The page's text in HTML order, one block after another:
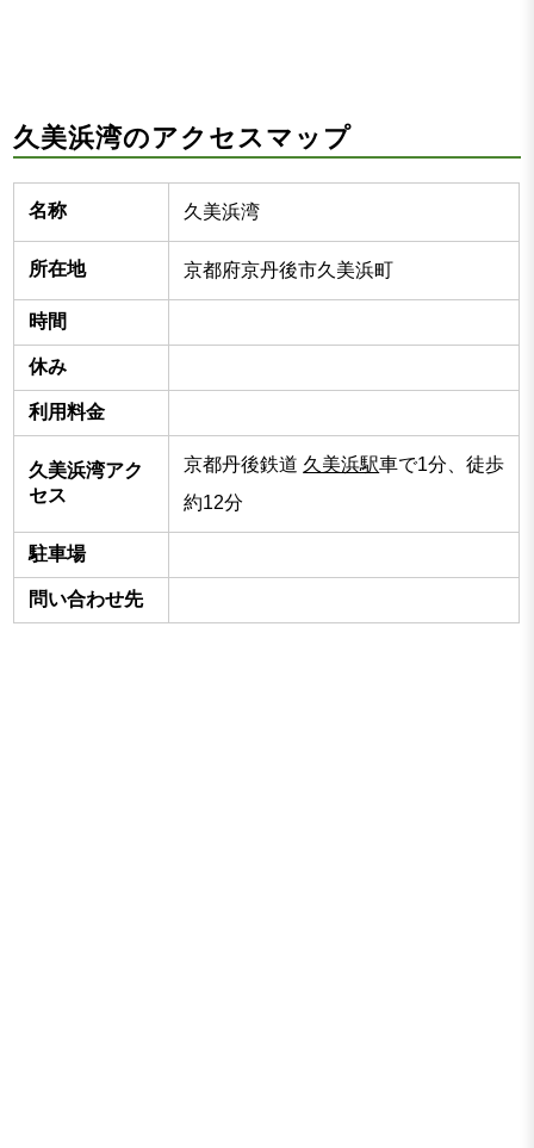
久美浜湾のアクセスマップ
名称 久美浜湾
所在地 京都府京丹後市久美浜町
時間
休み
利用料金
久美浜湾アク
セス
京都丹後鉄道 久美浜駅車で1分、徒歩
約12分
駐車場
問い合わせ先